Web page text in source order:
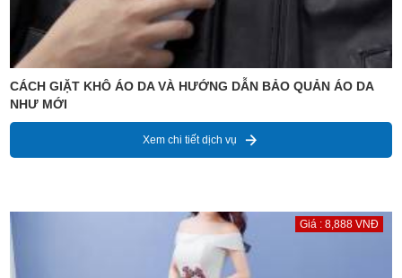
CÁCH GIẶT KHÔ ÁO DA VÀ HƯỚNG DẪN BẢO QUẢN ÁO DA
NHƯ MỚI
Xem chi tiết dịch vụ
Giá : 8,888 VNĐ